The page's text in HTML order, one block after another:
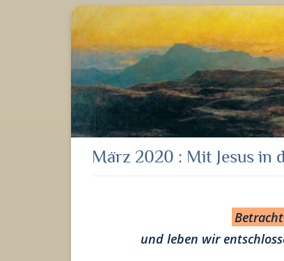
März 2020 : Mit Jesus in
und leben wir